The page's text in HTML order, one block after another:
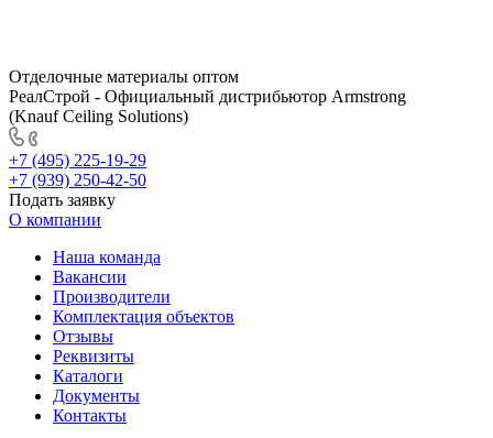
Отделочные материалы оптом
РеалСтрой - Официальный дистрибьютор Armstrong
(Knauf Ceiling Solutions)
+7 (495) 225-19-29
+7 (939) 250-42-50
Подать заявку
О компании
Наша команда
Вакансии
Производители
Комплектация объектов
Отзывы
Реквизиты
Каталоги
Документы
Контакты